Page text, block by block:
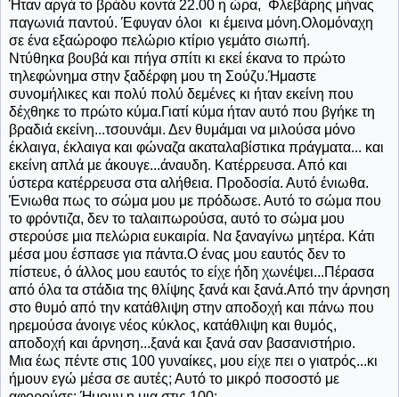
Ήταν αργά το βράδυ κοντά 22.00 η ώρα, Φλεβάρης μήνας
παγωνιά παντού. Έφυγαν όλοι κι έμεινα μόνη.Ολομόναχη
σε ένα εξαώροφο πελώριο κτίριο γεμάτο σιωπή.
Ντύθηκα βουβά και πήγα σπίτι κι εκεί έκανα το πρώτο
τηλεφώνημα στην ξαδέρφη μου τη Σούζυ.Ήμαστε
συνομήλικες και πολύ πολύ δεμένες κι ήταν εκείνη που
δέχθηκε το πρώτο κύμα.Γιατί κύμα ήταν αυτό που βγήκε τη
βραδιά εκείνη...τσουνάμι. Δεν θυμάμαι να μιλούσα μόνο
έκλαιγα, έκλαιγα και φώναζα ακαταλαβίστικα πράγματα... και
εκείνη απλά με άκουγε...άναυδη. Κατέρρευσα. Από και
ύστερα κατέρρευσα στα αλήθεια. Προδοσία. Αυτό ένιωθα.
Ένιωθα πως το σώμα μου με πρόδωσε. Αυτό το σώμα που
το φρόντιζα, δεν το ταλαιπωρούσα, αυτό το σώμα μου
στερούσε μια πελώρια ευκαιρία. Να ξαναγίνω μητέρα. Κάτι
μέσα μου έσπασε για πάντα.Ο ένας μου εαυτός δεν το
πίστευε, ό άλλος μου εαυτός το είχε ήδη χωνέψει...Πέρασα
από όλα τα στάδια της θλίψης ξανά και ξανά.Από την άρνηση
στο θυμό από την κατάθλιψη στην αποδοχή και πάνω που
ηρεμούσα άνοιγε νέος κύκλος, κατάθλιψη και θυμός,
αποδοχή και άρνηση...ξανά και ξανά σαν βασανιστήριο.
Μια έως πέντε στις 100 γυναίκες, μου είχε πει ο γιατρός...κι
ήμουν εγώ μέσα σε αυτές; Αυτό το μικρό ποσοστό με